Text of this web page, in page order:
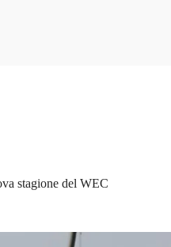
stagione del WEC